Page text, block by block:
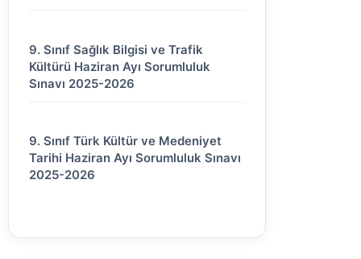
9. Sınıf Sağlık Bilgisi ve Trafik
Kültürü Haziran Ayı Sorumluluk
Sınavı 2025-2026
9. Sınıf Türk Kültür ve Medeniyet
Tarihi Haziran Ayı Sorumluluk Sınavı
2025-2026